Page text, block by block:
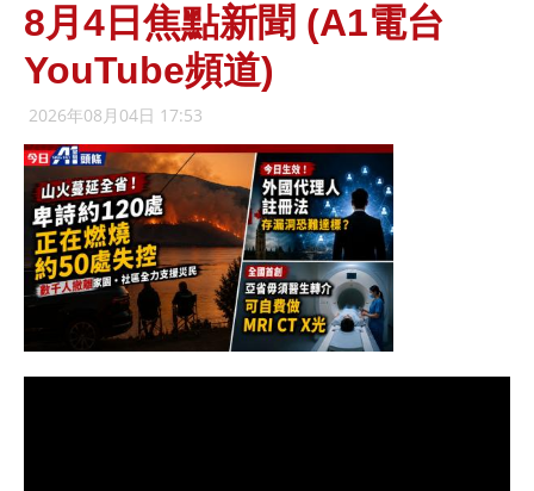
8月4日焦點新聞 (A1電台
YouTube頻道)
2026年08月04日 17:53